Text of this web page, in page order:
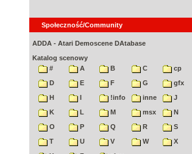
Społeczność/Community
ADDA - Atari Demoscene DAtabase
Katalog scenowy
#
A B C
cp
D
E F G
gfx
H
I !info inne
J
K
L M msx
N
O
P Q R
S
T
U V W
X